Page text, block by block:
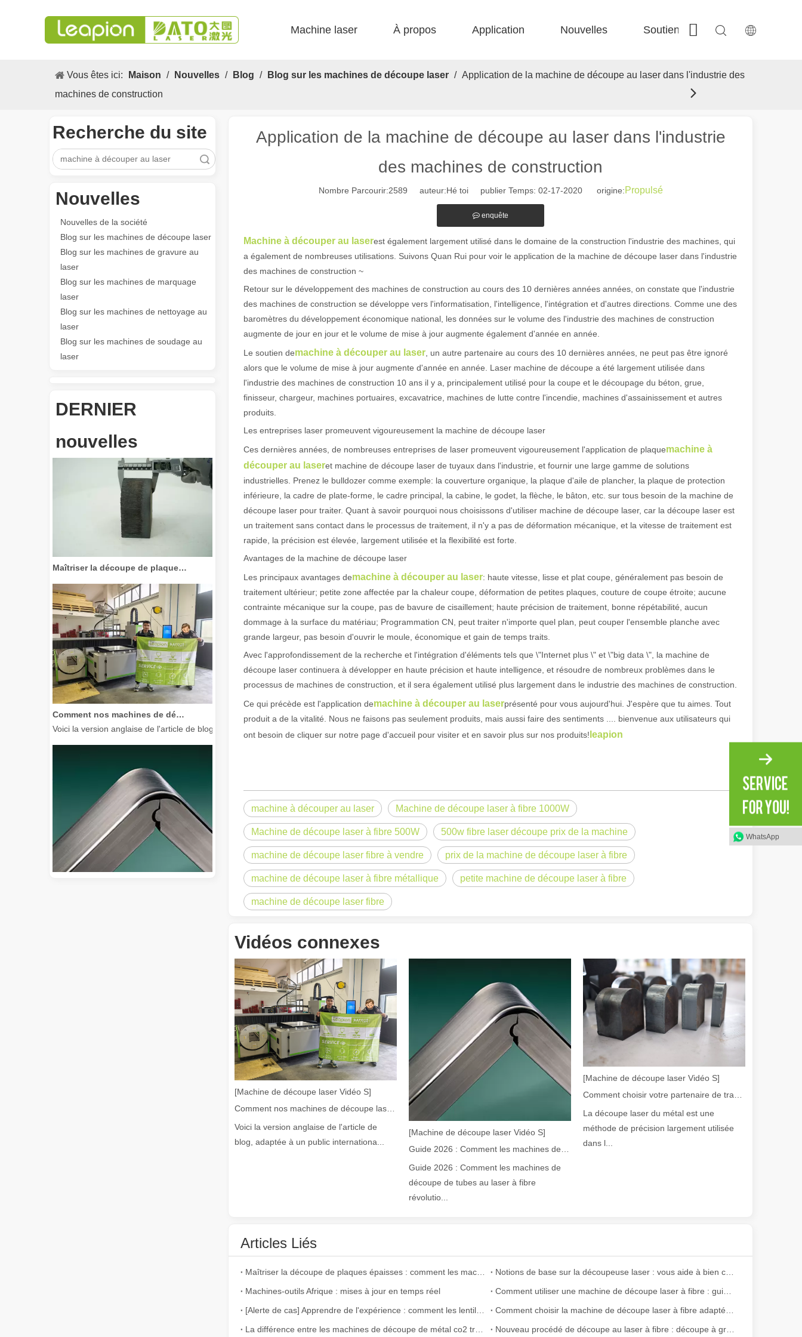
Machine laser À propos Application Nouvelles Soutien Contactez-nous
Vous êtes ici: Maison / Nouvelles / Blog / Blog sur les machines de découpe laser / Application de la machine de découpe au laser dans l'industrie des
machines de construction
Recherche du site
recherche
Nouvelles
Nouvelles de la société
Blog sur les machines de découpe laser
Blog sur les machines de gravure au
laser
Blog sur les machines de marquage
laser
Blog sur les machines de nettoyage au
laser
Blog sur les machines de soudage au
laser
DERNIER
nouvelles
Les caractéristiques polyvalentes Application et les caractéristiques exceptionnelles des machines de marquage laser Le paysage de fabrication et industriel moderne, les machines de
Maîtriser la découpe de plaques épaisses : comment les machines de découpe laser à fibre révolutionnent la fabrication
Comment nos machines de découpe laser renforcent la fabrication mexicaine
Voici la version anglaise de l'article de blog, adaptée à un public international tout en conservant le ton professionnel et inspirant de l'original. Briller à travers le Pacifique : comment nos machines
La découpe laser de tubes est une technologie clé dans une industrie manufacturière en développement rapide. Il peut traiter une variété de tubes métalliques avec une précision et une
Application de la machine de découpe au laser dans l'industrie
des machines de construction
Nombre Parcourir:2589 auteur:Hé toi publier Temps: 02-17-2020 origine:Propulsé
enquête
Machine à découper au laserest également largement utilisé dans le domaine de la construction l'industrie des machines, qui
a également de nombreuses utilisations. Suivons Quan Rui pour voir le application de la machine de découpe laser dans l'industrie
des machines de construction ~
Retour sur le développement des machines de construction au cours des 10 dernières années années, on constate que l'industrie
des machines de construction se développe vers l'informatisation, l'intelligence, l'intégration et d'autres directions. Comme une des
baromètres du développement économique national, les données sur le volume des l'industrie des machines de construction
augmente de jour en jour et le volume de mise à jour augmente également d'année en année.
Le soutien demachine à découper au laser , un autre partenaire au cours des 10 dernières années, ne peut pas être ignoré
alors que le volume de mise à jour augmente d'année en année. Laser machine de découpe a été largement utilisée dans
l'industrie des machines de construction 10 ans il y a, principalement utilisé pour la coupe et le découpage du béton, grue,
finisseur, chargeur, machines portuaires, excavatrice, machines de lutte contre l'incendie, machines d'assainissement et autres
produits.
Les entreprises laser promeuvent vigoureusement la machine de découpe laser
Ces dernières années, de nombreuses entreprises de laser promeuvent vigoureusement l'application de plaquemachine à
découper au laseret machine de découpe laser de tuyaux dans l'industrie, et fournir une large gamme de solutions
industrielles. Prenez le bulldozer comme exemple: la couverture organique, la plaque d'aile de plancher, la plaque de protection
inférieure, la cadre de plate-forme, le cadre principal, la cabine, le godet, la flèche, le bâton, etc. sur tous besoin de la machine de
découpe laser pour traiter. Quant à savoir pourquoi nous choisissons d'utiliser machine de découpe laser, car la découpe laser est
un traitement sans contact dans le processus de traitement, il n'y a pas de déformation mécanique, et la vitesse de traitement est
rapide, la précision est élevée, largement utilisée et la flexibilité est forte.
Avantages de la machine de découpe laser
Les principaux avantages demachine à découper au laser: haute vitesse, lisse et plat coupe, généralement pas besoin de
traitement ultérieur; petite zone affectée par la chaleur coupe, déformation de petites plaques, couture de coupe étroite; aucune
contrainte mécanique sur la coupe, pas de bavure de cisaillement; haute précision de traitement, bonne répétabilité, aucun
dommage à la surface du matériau; Programmation CN, peut traiter n'importe quel plan, peut couper l'ensemble planche avec
grande largeur, pas besoin d'ouvrir le moule, économique et gain de temps traits.
Avec l'approfondissement de la recherche et l'intégration d'éléments tels que \"Internet plus \" et \"big data \", la machine de
découpe laser continuera à développer en haute précision et haute intelligence, et résoudre de nombreux problèmes dans le
processus de machines de construction, et il sera également utilisé plus largement dans le industrie des machines de construction.
Ce qui précède est l'application demachine à découper au laserprésenté pour vous aujourd'hui. J'espère que tu aimes. Tout
produit a de la vitalité. Nous ne faisons pas seulement produits, mais aussi faire des sentiments .... bienvenue aux utilisateurs qui
ont besoin de cliquer sur notre page d'accueil pour visiter et en savoir plus sur nos produits! leapion
machine à découper au laser Machine de découpe laser à fibre 1000W
Machine de découpe laser à fibre 500W 500w fibre laser découpe prix de la machine
machine de découpe laser fibre à vendre prix de la machine de découpe laser à fibre
machine de découpe laser à fibre métallique petite machine de découpe laser à fibre
machine de découpe laser fibre
Vidéos connexes
[Machine de découpe laser Vidéo S]
Voici la version anglaise de l'article de
blog, adaptée à un public internationa...
[Machine de découpe laser Vidéo S]
Guide 2026 : Comment les machines de
découpe de tubes au laser à fibre
révolutio...
[Machine de découpe laser Vidéo S]
Comment choisir votre partenaire de travail : machine de découpe laser
La découpe laser du métal est une
méthode de précision largement utilisée
dans l...
Articles Liés
Machines-outils Afrique : mises à jour en temps réel
WhatsApp